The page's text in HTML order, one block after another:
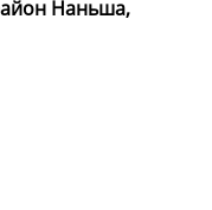
Наньша,